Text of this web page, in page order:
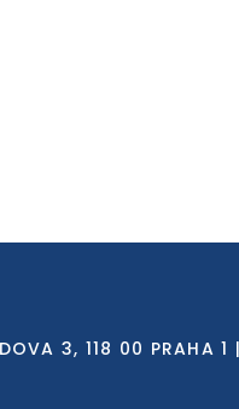
3, 118 00 PRAHA